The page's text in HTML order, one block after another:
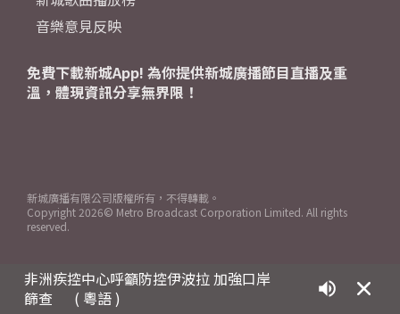
非洲疾控中心呼籲防控伊波拉 加強口岸
篩查
( 粵語 )
音樂意見反映
免費下載新城App! 為你提供新城廣播節目直播及重
溫，體現資訊分享無界限！
新城廣播有限公司版權所有，不得轉載。
Copyright 2026© Metro Broadcast Corporation Limited. All rights
reserved.